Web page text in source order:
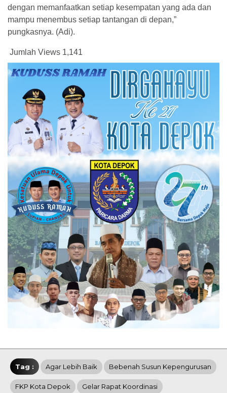
dengan memanfaatkan setiap kesempatan yang ada dan
mampu menembus setiap tantangan di depan,”
pungkasnya. (Adi).
Jumlah Views 1,141
Tag : Agar Lebih Baik Bebenah Susun Kepengurusan
FKP Kota Depok Gelar Rapat Koordinasi